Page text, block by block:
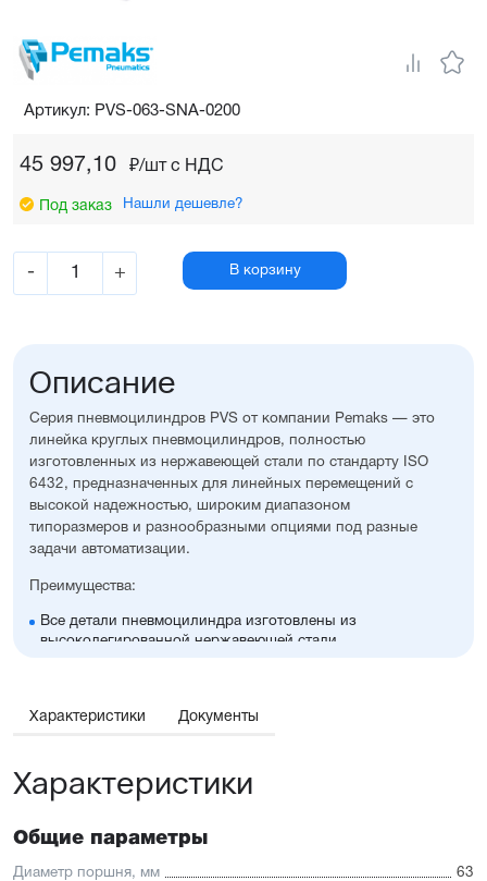
45 997,10 ₽/шт c НДС
Под заказ Нашли дешевле?
- + В корзину
Артикул: PVS-063-SNA-0200
Описание
Серия пневмоцилиндров PVS от компании Pemaks — это
линейка круглых пневмоцилиндров, полностью
изготовленных из нержавеющей стали по стандарту ISO
6432, предназначенных для линейных перемещений с
высокой надежностью, широким диапазоном
типоразмеров и разнообразными опциями под разные
задачи автоматизации.
Преимущества:
Все детали пневмоцилиндра изготовлены из
высоколегированной нержавеющей стали
Диапазон диаметров поршня: 8....25 мм
Отличительные черты:
Имеется опрос положения и упругие элементы
демпфирования
Увеличенный срок службы благодаря
Характеристики Документы
Характеристики
Общие параметры
Диаметр поршня, мм 63